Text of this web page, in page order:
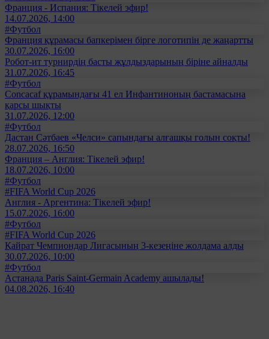
Франция - Испания: Тікелей эфир!
14.07.2026, 14:00
#Футбол
Франция құрамасы бапкерімен бірге логотипін де жаңартты
30.07.2026, 16:00
Робот-ит турнирдің басты жұлдыздарының біріне айналды
31.07.2026, 16:45
#Футбол
Concacaf құрамындағы 41 ел Инфантиноның бастамасына
қарсы шықты
31.07.2026, 12:00
#Футбол
Дастан Сәтбаев «Челси» сапындағы алғашқы голын соқты!
28.07.2026, 16:50
Франция – Англия: Тікелей эфир!
18.07.2026, 10:00
#Футбол
#FIFA World Cup 2026
Англия - Аргентина: Тікелей эфир!
15.07.2026, 16:00
#Футбол
#FIFA World Cup 2026
Қайрат Чемпиондар Лигасының 3-кезеңіне жолдама алды
30.07.2026, 10:00
#Футбол
Астанада Paris Saint-Germain Academy ашылады!
04.08.2026, 16:40